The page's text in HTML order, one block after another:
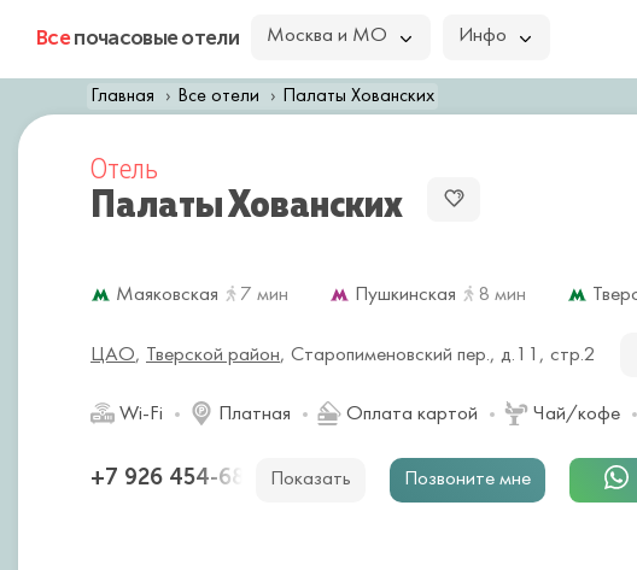
Всепочасовые отели Москва и МО Инфо
Главная Все отели Палаты Хованских
Отель
Палаты Хованских
Маяковская 7 мин Пушкинская 8 мин
ЦАО, Тверской район, Старопименовский пер., д.11, стр.2
Wi-Fi Платная Оплата картой Чай/кофе
+7 926 454-68 Показать Позвоните мне